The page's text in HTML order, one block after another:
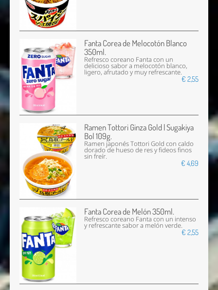
Fanta Corea de Melocotón Blanco
350ml.
Refresco coreano Fanta con un
delicioso sabor a melocotón blanco,
ligero, afrutado y muy refrescante.
€ 2,55
Ramen Tottori Ginza Gold | Sugakiya
Bol 109g.
Ramen japonés Tottori Gold con caldo
dorado de hueso de res y fideos finos
sin freír.
€ 4,69
Fanta Corea de Melón 350ml.
Refresco coreano Fanta con un intenso
y refrescante sabor a melón verde.
€ 2,55